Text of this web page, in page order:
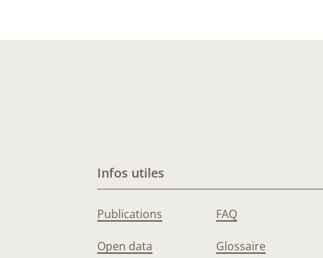
Infos utiles
Publications
Open data
FAQ
Glossaire